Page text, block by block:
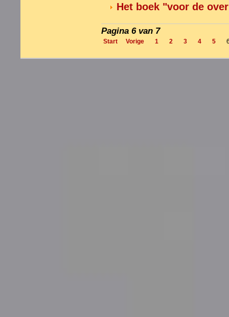
Het boek "voor de
Pagina 6 van 7
Start Vorige 1 2 3 4 5